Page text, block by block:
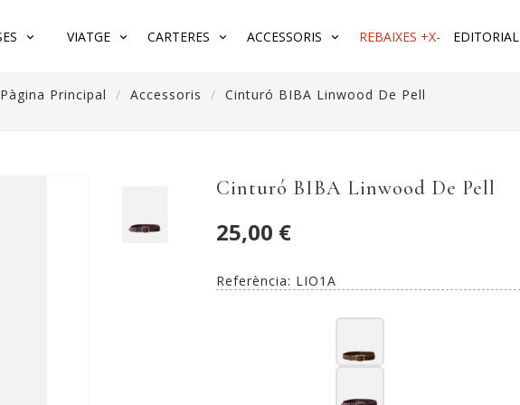
VIATGE CARTERES ACCESSORIS REBAIXES +X- EDITORIAL
Pàgina Principal Accessoris Cinturó BIBA Linwood De Pell
Cinturó BIBA Linwood De Pell
25,00 €
Referència: LIO1A